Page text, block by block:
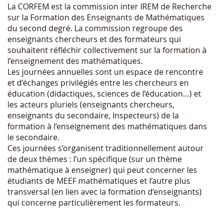
La CORFEM est la commission inter IREM de Recherche
sur la Formation des Enseignants de Mathématiques
du second degré. La commission regroupe des
enseignants chercheurs et des formateurs qui
souhaitent réfléchir collectivement sur la formation à
l’enseignement des mathématiques.
Les journées annuelles sont un espace de rencontre
et d’échanges privilégiés entre les chercheurs en
éducation (didactiques, sciences de l’éducation…) et
les acteurs pluriels (enseignants chercheurs,
enseignants du secondaire, Inspecteurs) de la
formation à l’enseignement des mathématiques dans
le secondaire.
Ces journées s’organisent traditionnellement autour
de deux thèmes : l’un spécifique (sur un thème
mathématique à enseigner) qui peut concerner les
étudiants de MEEF mathématiques et l’autre plus
transversal (en lien avec la formation d’enseignants)
qui concerne particulièrement les formateurs.